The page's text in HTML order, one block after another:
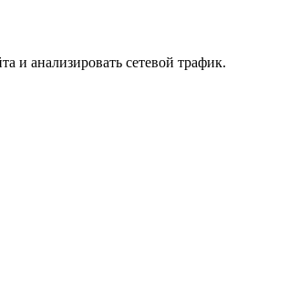
и анализировать сетевой трафик.